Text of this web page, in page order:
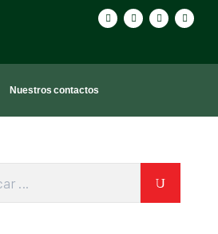
Nuestros contactos